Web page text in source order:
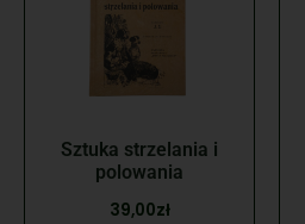
Sztuka strzelania i
polowania
39,00zł